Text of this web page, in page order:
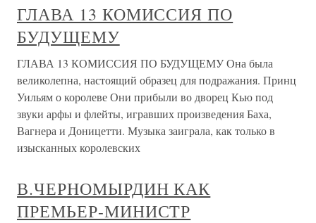
ГЛАВА 13 КОМИССИЯ ПО
БУДУЩЕМУ
ГЛАВА 13 КОМИССИЯ ПО БУДУЩЕМУ Она была
великолепна, настоящий образец для подражания. Принц
Уильям о королеве Они прибыли во дворец Кью под
звуки арфы и флейты, игравших произведения Баха,
Вагнера и Доницетти. Музыка заиграла, как только в
изысканных королевских
В.ЧЕРНОМЫРДИН КАК
ПРЕМЬЕР-МИНИСТР